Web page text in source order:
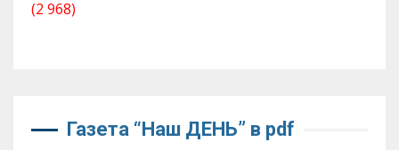
(2 968)
Газета “Наш ДЕНЬ” в pdf